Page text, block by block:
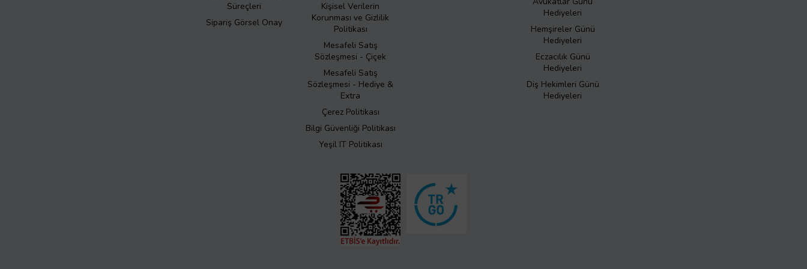
Süreçleri
Sipariş Görsel Onay
Kişisel Verilerin
Korunması ve Gizlilik
Politikası
Mesafeli Satış
Sözleşmesi - Çiçek
Mesafeli Satış
Sözleşmesi - Hediye &
Extra
Çerez Politikası
Bilgi Güvenliği Politikası
Yeşil IT Politikası
Hediyeleri
Hemşireler Günü
Hediyeleri
Eczacılık Günü
Hediyeleri
Diş Hekimleri Günü
Hediyeleri